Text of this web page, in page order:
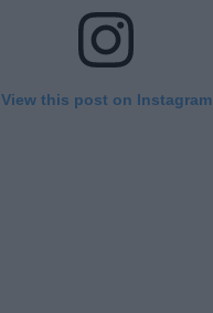
View this post on Instagram